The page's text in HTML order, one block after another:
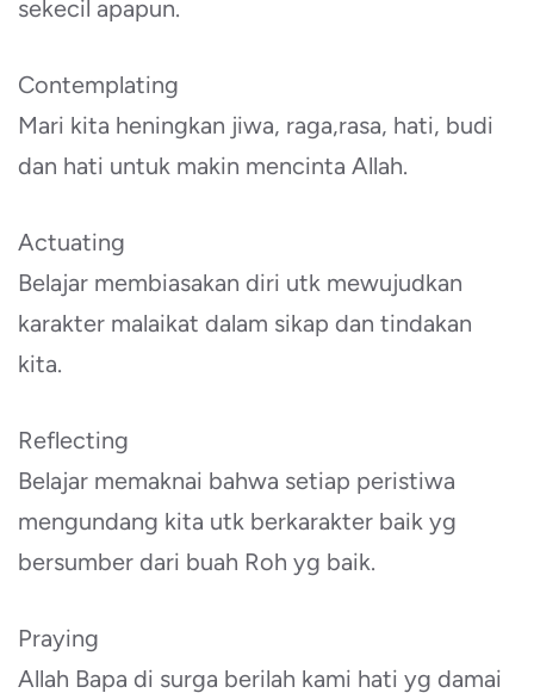
sekecil apapun.
Contemplating
Mari kita heningkan jiwa, raga,rasa, hati, budi
dan hati untuk makin mencinta Allah.
Actuating
Belajar membiasakan diri utk mewujudkan
karakter malaikat dalam sikap dan tindakan
kita.
Reflecting
Belajar memaknai bahwa setiap peristiwa
mengundang kita utk berkarakter baik yg
bersumber dari buah Roh yg baik.
Praying
Allah Bapa di surga berilah kami hati yg damai